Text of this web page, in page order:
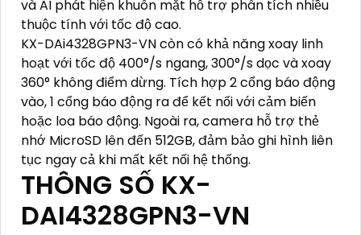
và AI phát hiện khuôn mặt hỗ trợ phân tích nhiều
thuộc tính với tốc độ cao.
KX-DAi4328GPN3-VN còn có khả năng xoay linh
hoạt với tốc độ 400°/s ngang, 300°/s dọc và xoay
360° không điểm dừng. Tích hợp 2 cổng báo động
vào, 1 cổng báo động ra để kết nối với cảm biến
hoặc loa báo động. Ngoài ra, camera hỗ trợ thẻ
nhớ MicroSD lên đến 512GB, đảm bảo ghi hình liên
tục ngay cả khi mất kết nối hệ thống.
THÔNG SỐ KX-
DAI4328GPN3-VN